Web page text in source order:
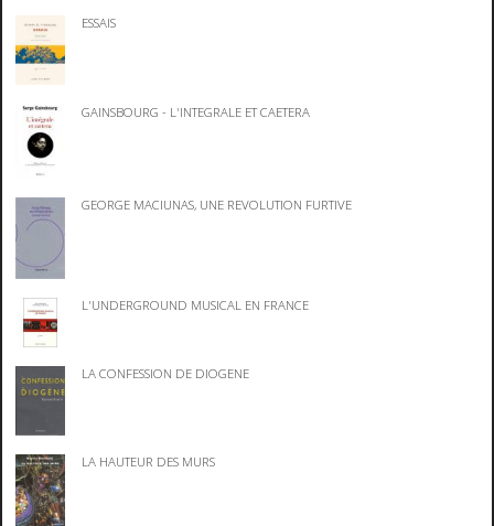
ESSAIS
GAINSBOURG - L'INTEGRALE ET CAETERA
GEORGE MACIUNAS, UNE REVOLUTION FURTIVE
L'UNDERGROUND MUSICAL EN FRANCE
LA CONFESSION DE DIOGENE
LA HAUTEUR DES MURS